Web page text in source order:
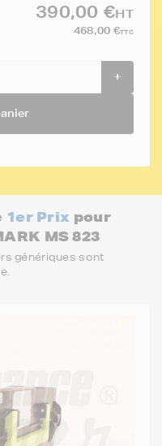
390,00 €HT
468,00 €TTC
+
1er Prix pour
MS 823
génériques sont